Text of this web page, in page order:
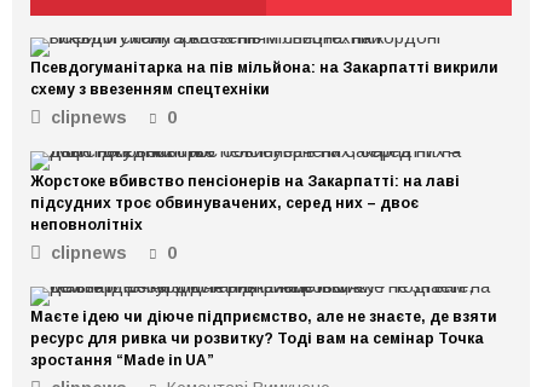
Псевдогуманітарка на пів мільйона: на Закарпатті викрили
схему з ввезенням спецтехніки
clipnews 0
Жорстоке вбивство пенсіонерів на Закарпатті: на лаві
підсудних троє обвинувачених, серед них – двоє
неповнолітніх
clipnews 0
Маєте ідею чи діюче підприємство, але не знаєте, де взяти
ресурс для ривка чи розвитку? Тоді вам на семінар Точка
зростання “Made in UA”